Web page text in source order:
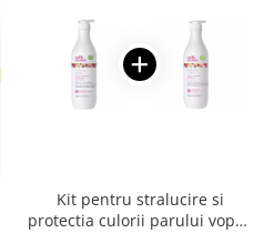
Kit pentru stralucire si
protectia culorii parului vopsit